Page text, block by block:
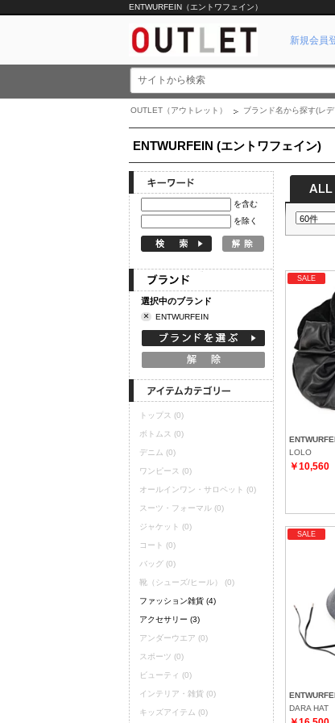
ENTWURFEIN（エントワフェイン）
新規会員
OUTLET（アウトレット） ブランド名から探す(レ
ENTWURFEIN (エントワフェイン)
を含む
を除く
選択中のブランド
× ENTWURFEIN
トップス (0)
ボトムス (0)
デニム (0)
ワンピース (0)
オールインワン・サロペット (0)
スーツ・フォーマル (0)
ジャケット (0)
コート (0)
バッグ (0)
靴（シューズ/ヒール） (0)
ファッション雑貨 (4)
アクセサリー (3)
アンダーウエア (0)
スポーツ (0)
ビューティ (0)
インテリア・雑貨 (0)
キッズアイテム (0)
SALE
LOLO
￥10,560
SALE
DARA HAT